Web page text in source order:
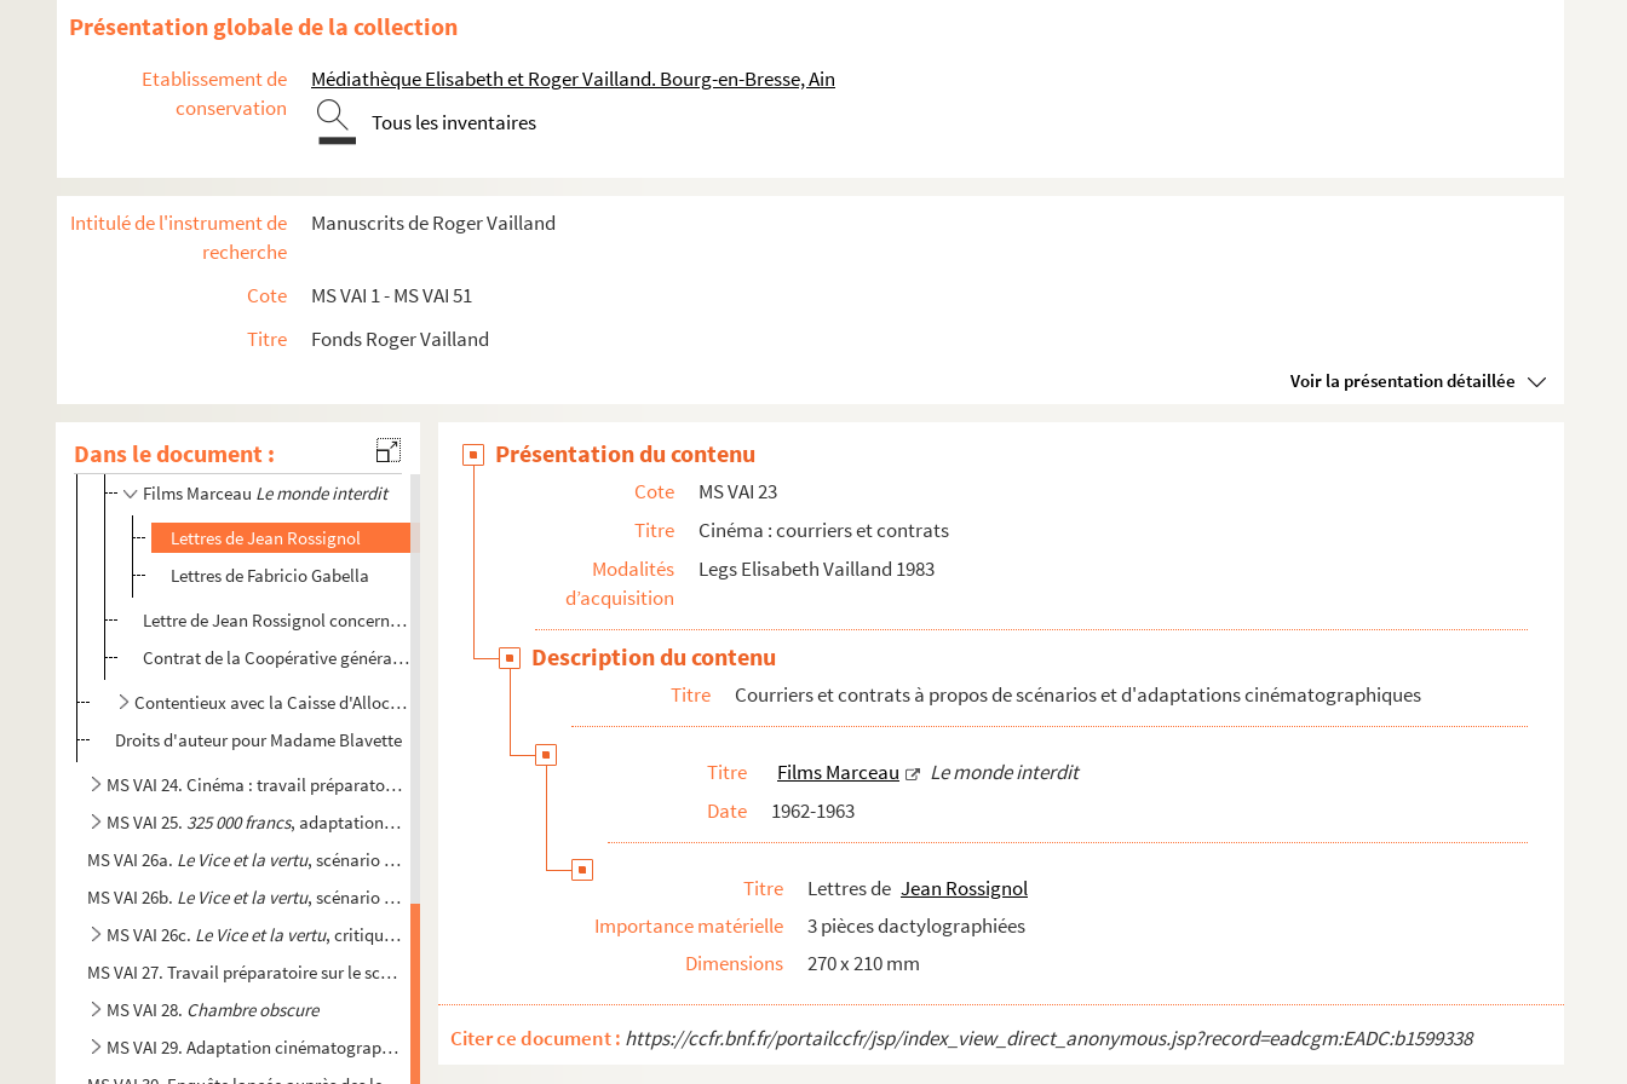
Présentation globale de la collection
Etablissement de
conservation
Médiathèque Elisabeth et Roger Vailland. Bourg-en-Bresse, Ain
Tous les inventaires
Intitulé de l'instrument de
recherche
Manuscrits de Roger Vailland
Cote
MS VAI 1 - MS VAI 51
Titre
Fonds Roger Vailland
Voir la présentation détaillée
Dans le document :
Contrats avec Wien-Film pour le film "93"
Bel Ami
Beau masque
Les liaisons dangereuses
325 000 francs
Lettres de Jean Rossignol et contrat pour l'adaptation cinématographique de
Le vice et la vertu
Demain est un autre jour
Chambre obscure
Films Marceau Le monde interdit
Lettres de Jean Rossignol
Lettres de Fabricio Gabella
Lettre de Jean Rossignol concernant
Contrat de la Coopérative général du cinéma français concernant l'écriture du commentaire par Roger ...
Contentieux avec la Caisse d'Allocations Vieillesse des professeurs de musique, musiciens, auteurs, ...
Droits d'auteur pour Madame Blavette
MS VAI 24. Cinéma : travail préparatoire pour le film
MS VAI 25. 325 000 francs, adaptation cinématographique et divers scénarios
MS VAI 26a. Le Vice et la vertu, scénario et travail préparatoire avec annotations de Roger Vailland
MS VAI 26b. Le Vice et la vertu, scénario incomplet et travail préparatoire, par Roger Vadim et Roger Vailland
MS VAI 26c. Le Vice et la vertu, critiques cinématographiques et
Charette
MS VAI 27. Travail préparatoire sur le scénario de
, avec annotations
MS VAI 28. Chambre obscure
MS VAI 29. Adaptation cinématographique de La Truite, correspondances et poèmes
Présentation du contenu
Cote
MS VAI 23
Titre
Cinéma : courriers et contrats
Modalités
d’acquisition
Legs Elisabeth Vailland 1983
Description du contenu
Titre Courriers et contrats à propos de scénarios et d'adaptations cinématographiques
Titre Films Marceau
Le monde interdit
Date
1962-1963
Titre Lettres de Jean Rossignol
Importance matérielle
3 pièces dactylographiées
Dimensions
270 x 210 mm
Citer ce document : https://ccfr.bnf.fr/portailccfr/jsp/index_view_direct_anonymous.jsp?record=eadcgm:EADC:b1599338